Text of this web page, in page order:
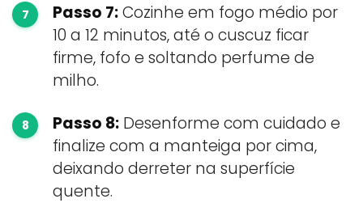
Passo 7:Cozinhe em fogo médio por
10 a 12 minutos, até o cuscuz ficar
firme, fofo e soltando perfume de
milho.
Passo 8: Desenforme com cuidado e
finalize com a manteiga por cima,
deixando derreter na superfície
quente.